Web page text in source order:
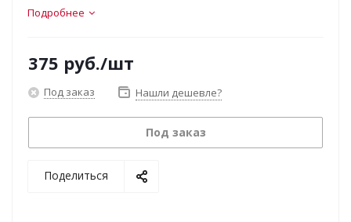
Подробнее
375 руб./шт
Под заказ Нашли дешевле?
Под заказ
Поделиться